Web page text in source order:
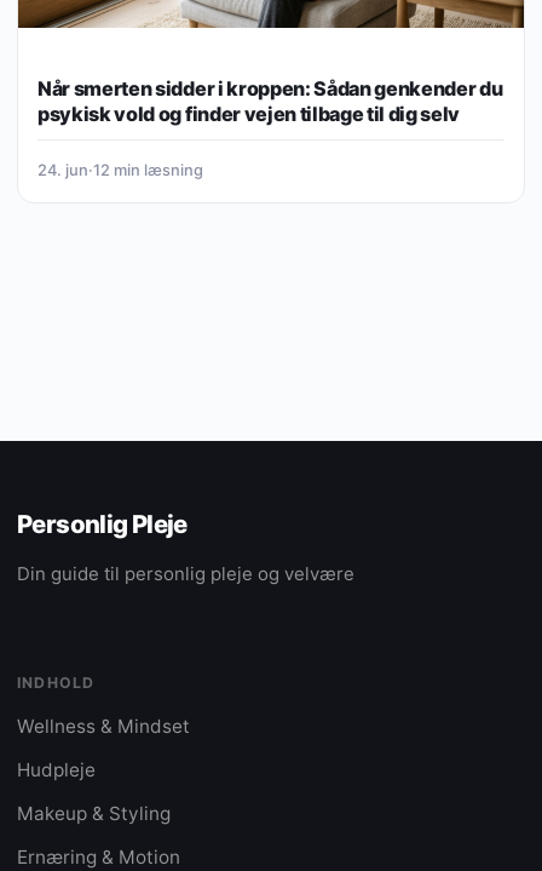
Når smerten sidder i kroppen: Sådan genkender du
psykisk vold og finder vejen tilbage til dig selv
24. jun·12 min læsning
Personlig Pleje
Din guide til personlig pleje og velvære
INDHOLD
Wellness & Mindset
Hudpleje
Makeup & Styling
Ernæring & Motion